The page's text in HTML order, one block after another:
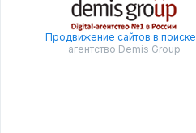
Продвижение сайтов в поиске
агентство Demis Group